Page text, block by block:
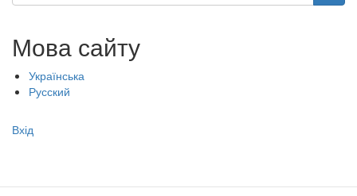
Мова сайту
Українська
Русский
Меню
записи
Вхід